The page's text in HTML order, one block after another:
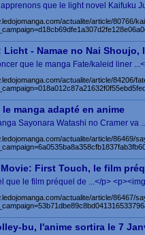
que le light novel Kaifuku
actualite/article/80766/
- Namae no Nai Shoujo,
que le manga Fate/kaleid liner
actualite/article/84206/
manga adapté en anime
Sayonara Watashi no Cramer
actualite/article/86469/
First Touch, le film
que le film préquel de ...</p>
actualite/article/86467/
bu, l'anime sortira le 7